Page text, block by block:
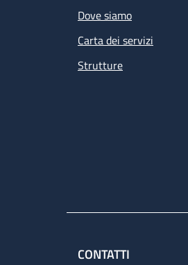
Dove siamo
Carta dei servizi
Strutture
CONTATTI